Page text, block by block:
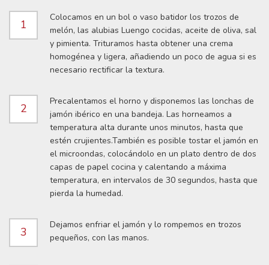
1
Colocamos en un bol o vaso batidor los trozos de
melón, las alubias Luengo cocidas, aceite de oliva, sal
y pimienta. Trituramos hasta obtener una crema
homogénea y ligera, añadiendo un poco de agua si es
necesario rectificar la textura.
2
Precalentamos el horno y disponemos las lonchas de
jamón ibérico en una bandeja. Las horneamos a
temperatura alta durante unos minutos, hasta que
estén crujientes.También es posible tostar el jamón en
el microondas, colocándolo en un plato dentro de dos
capas de papel cocina y calentando a máxima
temperatura, en intervalos de 30 segundos, hasta que
pierda la humedad.
3
Dejamos enfriar el jamón y lo rompemos en trozos
pequeños, con las manos.